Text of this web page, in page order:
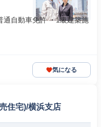
自動車免許 ・1級建築施
気になる
住宅)/横浜支店